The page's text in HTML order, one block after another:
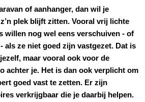
of aanhanger, dan wil je
plek blijft zitten. Vooral vrij lichte
willen nog wel eens verschuiven - of
als ze niet goed zijn vastgezet. Dat is
maar vooral ook voor de
achter je. Het is dan ook verplicht om
goed vast te zetten. Er zijn
verkrijgbaar die je daarbij helpen.